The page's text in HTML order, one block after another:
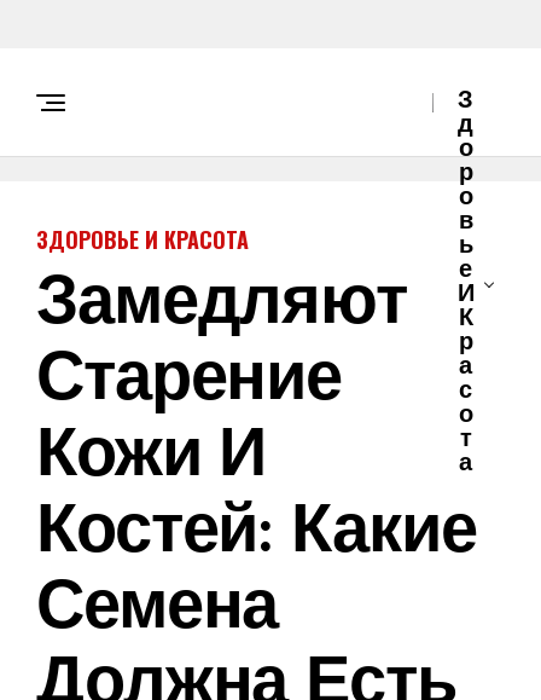
З
Д
О
Р
О
В
Ь
Е
И
К
Р
А
С
О
Т
А
ЗДОРОВЬЕ И КРАСОТА
Замедляют
Старение
Кожи И
Костей: Какие
Семена